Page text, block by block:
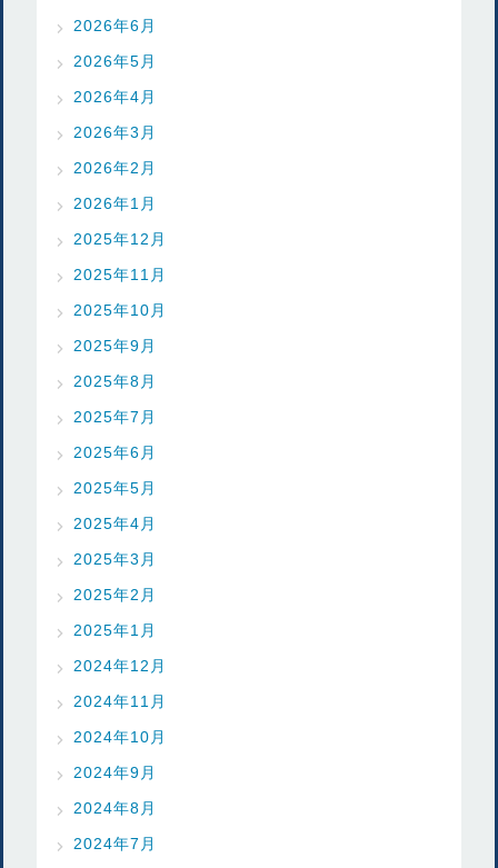
2026年6月
2026年5月
2026年4月
2026年3月
2026年2月
2026年1月
2025年12月
2025年11月
2025年10月
2025年9月
2025年8月
2025年7月
2025年6月
2025年5月
2025年4月
2025年3月
2025年2月
2025年1月
2024年12月
2024年11月
2024年10月
2024年9月
2024年8月
2024年7月